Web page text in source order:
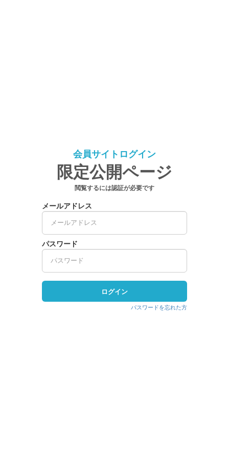
会員サイトログイン
限定公開ページ
閲覧するには認証が必要です
メールアドレス
パスワード
ログイン
パスワードを忘れた方